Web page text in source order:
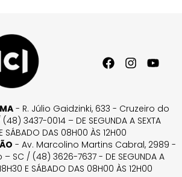
- R. Júlio Gaidzinki, 633 - Cruzeiro do
3437-0014 – DE SEGUNDA A SEXTA
SÁBADO DAS 08H00 ÀS 12H00
- Av. Marcolino Martins Cabral, 2989 -
SC / (48) 3626-7637 - DE SEGUNDA A
E SÁBADO DAS 08H00 ÀS 12H00